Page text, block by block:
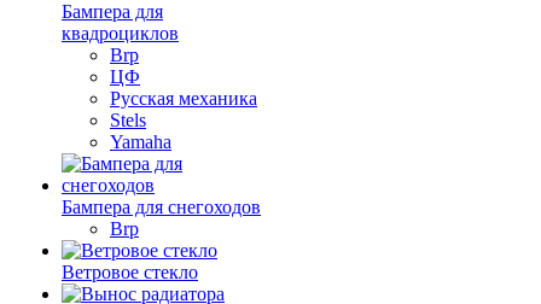
Бампера для
квадроциклов
Brp
ЦФ
Русская механика
Stels
Yamaha
Бампера для снегоходов
Brp
Ветровое стекло